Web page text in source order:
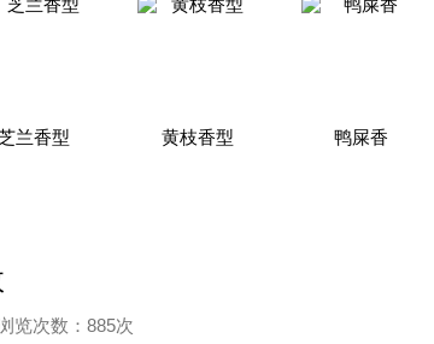
兰香型 黄枝香型 鸭屎香
览次数：885次